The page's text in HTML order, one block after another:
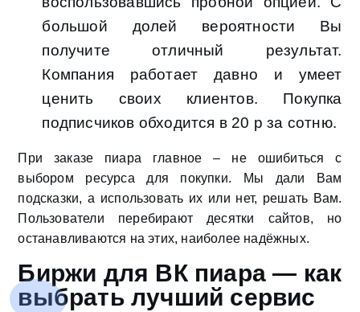
большой долей вероятности Вы
получите отличный результат.
Компания работает давно и умеет
ценить своих клиентов. Покупка
подписчиков обходится в 20 р за сотню.
При заказе пиара главное – не ошибиться с
выбором ресурса для покупки. Мы дали Вам
подсказки, а использовать их или нет, решать Вам.
Пользователи перебирают десятки сайтов, но
останавливаются на этих, наиболее надёжных.
Биржи для ВК пиара — как
выбрать лучший сервис